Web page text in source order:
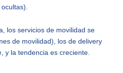
los servicios de movilidad se
de movilidad), los de delivery
y la tendencia es creciente.